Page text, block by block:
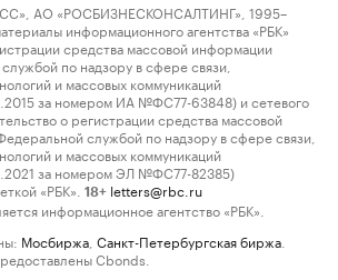
АО «РОСБИЗНЕСКОНСАЛТИНГ», 1995–
информационного агентства «РБК»
средства массовой информации
по надзору в сфере связи,
и массовых коммуникаций
за номером ИА №ФС77-63848) и сетевого
о регистрации средства массовой
службой по надзору в сфере связи,
и массовых коммуникаций
за номером ЭЛ №ФС77-82385)
«РБК».
18+ letters@rbc.ru
информационное агентство «РБК».
Мосбиржа Санкт-Петербургская биржа
Cbonds.